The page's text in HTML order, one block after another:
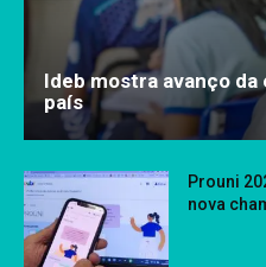
Ideb mostra avanço da
país
Prouni
nova